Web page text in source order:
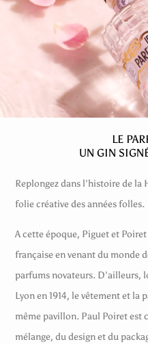
LE
UN GIN
Replongez dans l’histoire de
folie créative des années folles.
A cette époque, Piguet et
française en venant du monde
parfums novateurs. D’ailleurs,
Lyon en 1914, le vêtement et la
même pavillon. Paul Poiret est
mélange, du design et du